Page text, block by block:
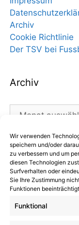
Wir verwenden
speichern und/oder
zu verbessern und um
diesen Technologien
Surfverhalten oder
Sie Ihre Zustimmung
Funktionen
Funktional
Archiv
Cookie Richtlinie
Der TSV bei
Archiv
Archiv
Kategorien
Kategorien
Kommentare